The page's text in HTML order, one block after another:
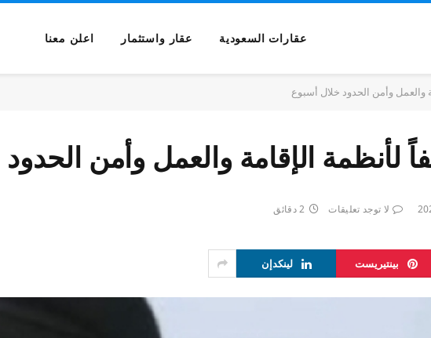
عقارات السعودية عقار واستثمار اعلن معنا
لا توجد تعليقات 2 دقائق
بينتيريست لينكدإن